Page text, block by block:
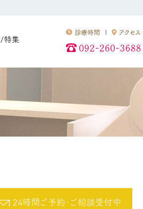
特集
診療時間 アクセス
092-260-3688
24時間ご予約･ご相談受付中